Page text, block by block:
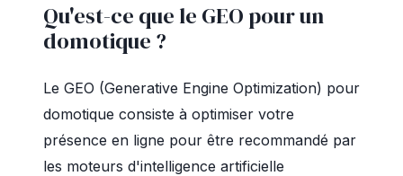
Qu'est-ce que le GEO pour un
domotique ?
Le GEO (Generative Engine Optimization) pour
domotique consiste à optimiser votre
présence en ligne pour être recommandé par
les moteurs d'intelligence artificielle